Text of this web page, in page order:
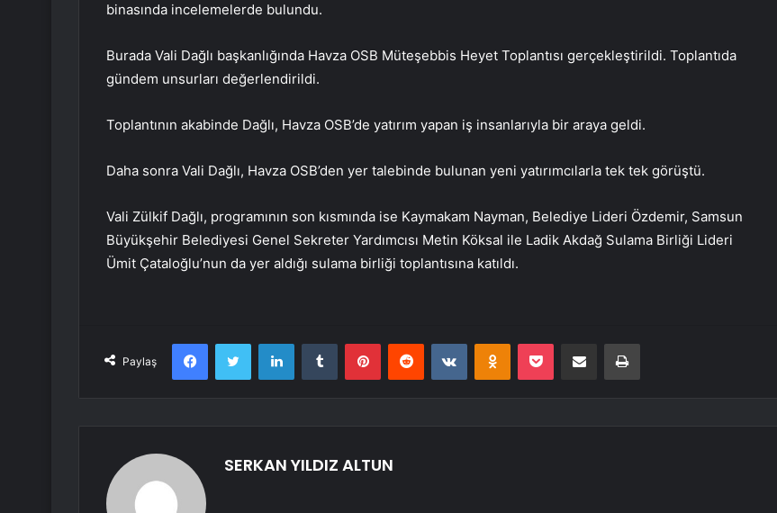
binasında incelemelerde bulundu.
Burada Vali Dağlı başkanlığında Havza OSB Müteşebbis Heyet Toplantısı gerçekleştirildi. Toplantıda
gündem unsurları değerlendirildi.
Toplantının akabinde Dağlı, Havza OSB’de yatırım yapan iş insanlarıyla bir araya geldi.
Daha sonra Vali Dağlı, Havza OSB’den yer talebinde bulunan yeni yatırımcılarla tek tek görüştü.
Vali Zülkif Dağlı, programının son kısmında ise Kaymakam Nayman, Belediye Lideri Özdemir, Samsun
Büyükşehir Belediyesi Genel Sekreter Yardımcısı Metin Köksal ile Ladik Akdağ Sulama Birliği Lideri
Ümit Çataloğlu’nun da yer aldığı sulama birliği toplantısına katıldı.
Paylaş
FacebookTwitter LinkedInTumblr PinterestReddit VKontakteOdnoklassniki
Pocket E-Posta ile paylaş Yazdır
SERKAN YILDIZ ALTUN